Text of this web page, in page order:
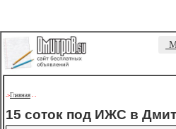
->Главная - -
15 соток под ИЖС в